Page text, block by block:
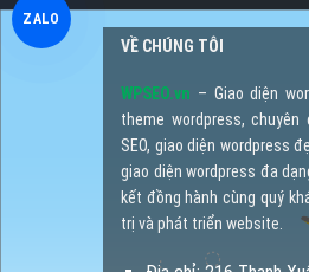
VỀ CHÚNG TÔI
WPSEO.vn – Giao diện
theme wordpress,
SEO, giao diện wordpress
giao diện wordpress đa
kết đồng hành cùng quý
trị và phát triển website.
ZALO